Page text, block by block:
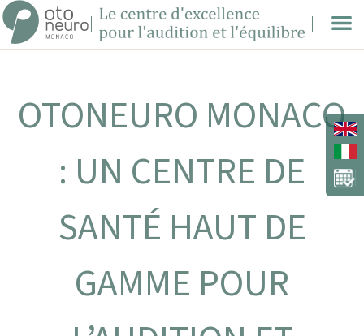
OTONEURO MONACO
: UN CENTRE DE
SANTÉ HAUT DE
GAMME POUR